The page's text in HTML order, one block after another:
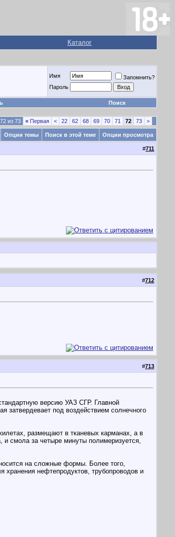
Каталог
Имя
Запомнить?
Пароль
Поиск
из 73 « Первая < 22 62 68 69 70 71 72 73 >
Опции темы Поиск в этой теме Опции просмотра
#711
#712
#713
версию УАЗ СГР. Главной
затвердевает под воздействием солнечного
размещают в тканевых карманах, а в
и смола за четыре минуты полимеризуется,
на сложные формы. Более того,
нефтепродуктов, трубопроводов и